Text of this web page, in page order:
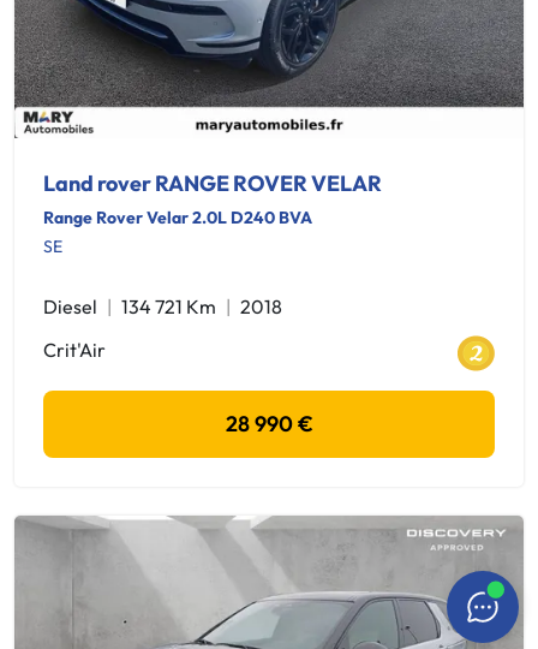
Land rover RANGE ROVER VELAR
Range Rover Velar 2.0L D240 BVA
SE
Diesel 134 721 Km
2018
Crit'Air
28 990 €